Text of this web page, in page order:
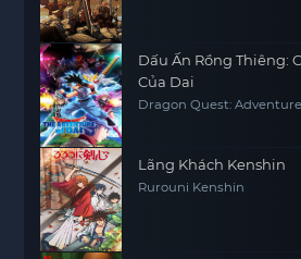
Dấu Ấn Rồng Thiêng:
Của Dai
Dragon Quest:
Lãng Khách Kenshin
Rurouni Kenshin